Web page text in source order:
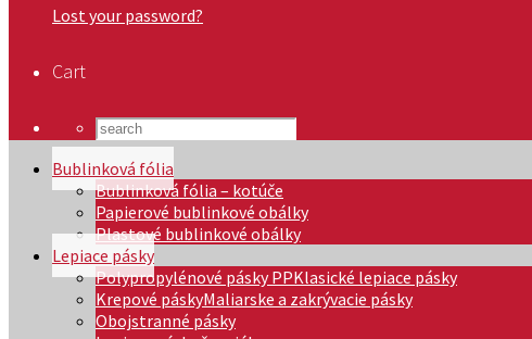
Lost your password?
Cart
Bublinková fólia
Bublinková fólia – kotúče
Papierové bublinkové obálky
Plastové bublinkové obálky
Lepiace pásky
Polypropylénové pásky PPKlasické lepiace pásky
Krepové páskyMaliarske a zakrývacie pásky
Obojstranné pásky